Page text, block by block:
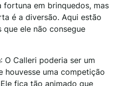
fortuna em brinquedos, mas
é a diversão. Aqui estão
ele não consegue
: O Calleri poderia ser um
houvesse uma competição
fica tão animado que